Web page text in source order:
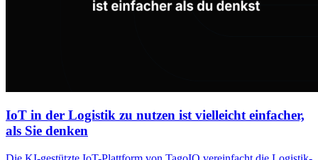
IoT in der Logistik zu nutzen ist vielleicht einfacher,
als Sie denken